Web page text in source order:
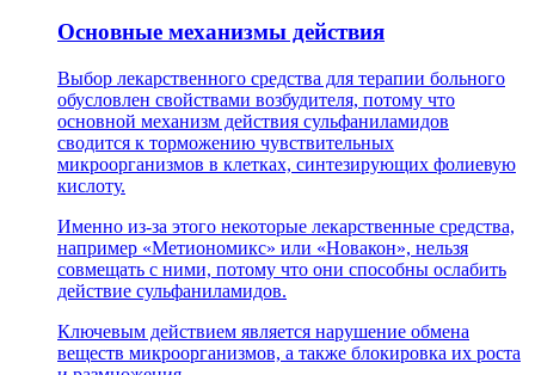
Основные механизмы действия
Выбор лекарственного средства для терапии больного
обусловлен свойствами возбудителя, потому что
основной механизм действия сульфаниламидов
сводится к торможению чувствительных
микроорганизмов в клетках, синтезирующих фолиевую
кислоту.
Именно из-за этого некоторые лекарственные средства,
например «Метиономикс» или «Новакон», нельзя
совмещать с ними, потому что они способны ослабить
действие сульфаниламидов.
Ключевым действием является нарушение обмена
веществ микроорганизмов, а также блокировка их роста